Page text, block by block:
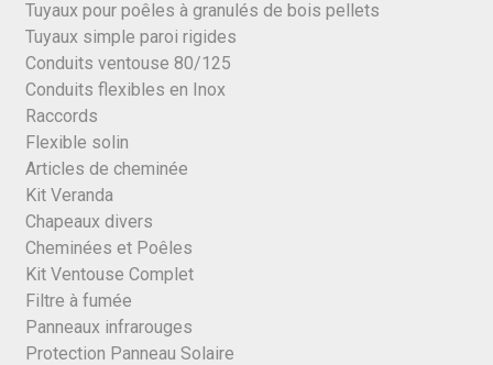
Tuyaux pour poêles à granulés de bois pellets
Tuyaux simple paroi rigides
Conduits ventouse 80/125
Conduits flexibles en Inox
Raccords
Flexible solin
Articles de cheminée
Kit Veranda
Chapeaux divers
Cheminées et Poêles
Kit Ventouse Complet
Filtre à fumée
Panneaux infrarouges
Protection Panneau Solaire